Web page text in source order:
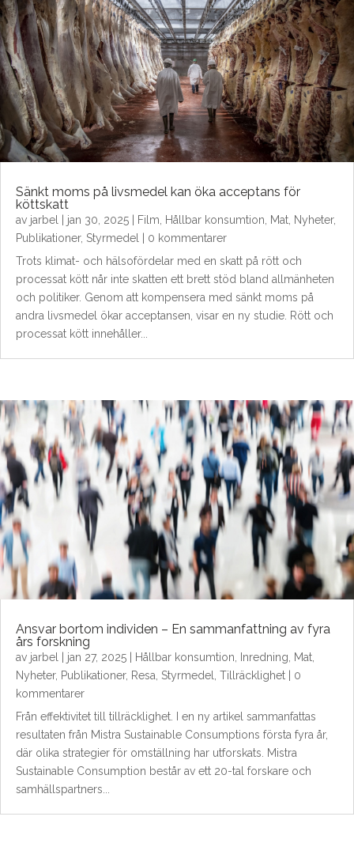
Sänkt moms på livsmedel kan öka acceptans för
köttskatt
av jarbel jan 30, 2025 Film, Hållbar konsumtion, Mat, Nyheter,
Publikationer, Styrmedel | 0 kommentarer
Trots klimat- och hälsofördelar med en skatt på rött och
processat kött når inte skatten ett brett stöd bland allmänheten
och politiker. Genom att kompensera med sänkt moms på
andra livsmedel ökar acceptansen, visar en ny studie. Rött och
processat kött innehåller...
Ansvar bortom individen – En sammanfattning av fyra
års forskning
av jarbel jan 27, 2025 Hållbar konsumtion Inredning Mat
Nyheter, Publikationer, Resa Styrmedel Tillräcklighet | 0
kommentarer
Från effektivitet till tillräcklighet. I en ny artikel sammanfattas
resultaten från Mistra Sustainable Consumptions första fyra år,
där olika strategier för omställning har utforskats. Mistra
Sustainable Consumption består av ett 20-tal forskare och
samhällspartners...